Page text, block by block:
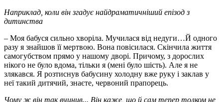
Наприклад, коли він згадує найдраматичніший епізод з
дитинства
– Моя бабуся сильно хворіла. Мучилася від недуги…Й одного
разу я знайшов її мертвою. Вона повісилася. Скінчила життя
самогубством прямо у нашому дворі. Причому, з дорослих
нікого не було вдома, тільки я (мені було шість). Але я не
злякався. Я розтиснув бабусину холодну вже руку і заклав у
неї такий дитячий, знаєте, червоний прапорець.
Чому ж він так вчинив... Він каже, що й сам тепер толком не